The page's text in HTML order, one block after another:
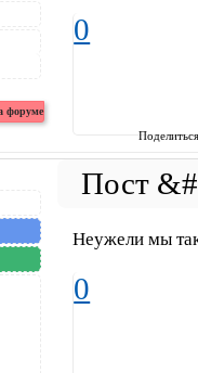
0
Неужели мы
0